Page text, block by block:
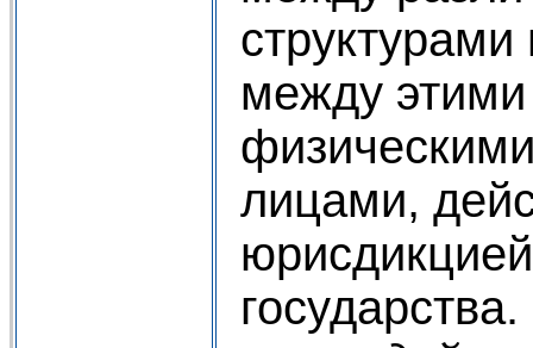
структурами
между этими
лицами,
государства.